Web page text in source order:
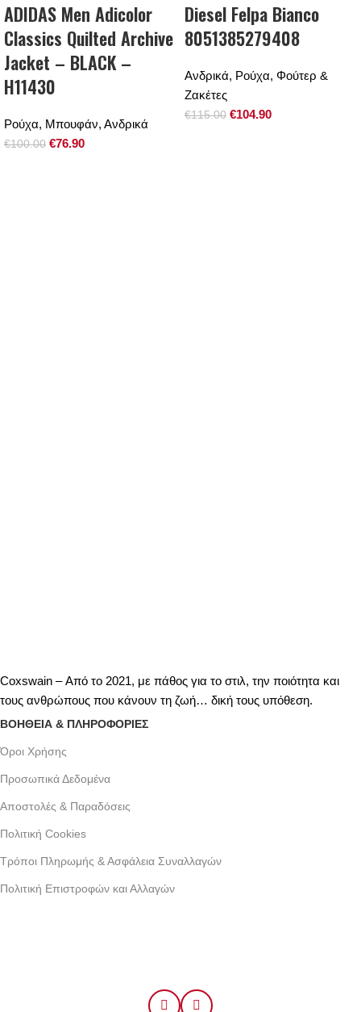
ADIDAS Men Adicolor
Classics Quilted Archive
Jacket – BLACK –
H11430
Ρούχα, Μπουφάν, Ανδρικά
€100.00 €76.90
Diesel Felpa Bianco
8051385279408
Ανδρικά, Ρούχα, Φούτερ &
Ζακέτες
€115.00 €104.90
Coxswain – Από το 2021, με πάθος για το στιλ, την ποιότητα και
τους ανθρώπους που κάνουν τη ζωή… δική τους υπόθεση.
ΒΟΗΘΕΙΑ & ΠΛΗΡΟΦΟΡΙΕΣ
Όροι Xρήσης
Προσωπικά Δεδομένα
Αποστολές & Παραδόσεις
Πολιτική Cookies
Τρόποι Πληρωμής & Ασφάλεια Συναλλαγών
Πολιτική Επιστροφών και Αλλαγών